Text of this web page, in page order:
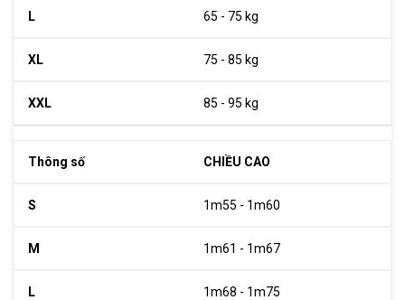
65 - 75 kg
75 - 85 kg
85 - 95 kg
CHIỀU CAO
1m55 - 1m60
1m61 - 1m67
1m68 - 1m75